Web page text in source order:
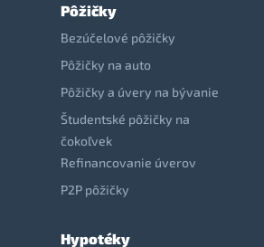
Pôžičky
Bezúčelové pôžičky
Pôžičky na auto
Pôžičky a úvery na bývanie
Študentské pôžičky na
čokoľvek
Refinancovanie úverov
P2P pôžičky
Hypotéky